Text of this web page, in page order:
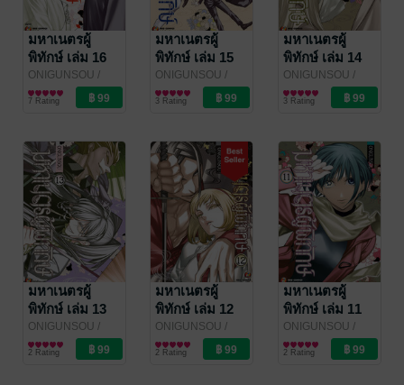
มหาเนตรผู้
พิทักษ์ เล่ม 16
(จบ)
ONIGUNSOU /
NED Comics
การ์ตูนทั่วไป
7 Rating
มหาเนตรผู้
พิทักษ์ เล่ม 15
ONIGUNSOU /
NED Comics
การ์ตูนทั่วไป
3 Rating
มหาเนตรผู้
พิทักษ์ เล่ม 14
ONIGUNSOU /
NED Comics
การ์ตูนทั่วไป
3 Rating
มหาเนตรผู้
พิทักษ์ เล่ม 13
ONIGUNSOU /
NED Comics
การ์ตูนทั่วไป
2 Rating
มหาเนตรผู้
พิทักษ์ เล่ม 12
ONIGUNSOU /
NED Comics
การ์ตูนทั่วไป
2 Rating
มหาเนตรผู้
พิทักษ์ เล่ม 11
ONIGUNSOU /
NED Comics
การ์ตูนทั่วไป
2 Rating